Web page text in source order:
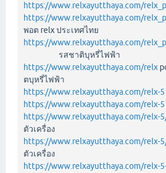
https://www.relxayutthaya.com/
https://www.relxayutthaya.com/
พอต relx ประเทศไทย
https://www.relxayutthaya.com/
รสชาติบุหรี่ไฟฟ้า
https://www.relxayutthaya.com/relx
ตบุหรี่ไฟฟ้า
https://www.relxayutthaya.com/relx-5
https://www.relxayutthaya.com/relx-5
https://www.relxayutthaya.com/relx-
ตัวเครื่อง
https://www.relxayutthaya.com/relx-
ตัวเครื่อง
https://www.relxayutthaya.com/relx-